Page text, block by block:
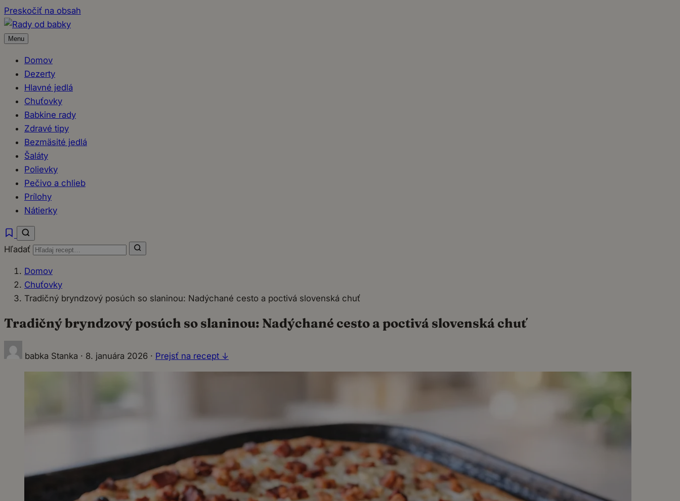
Preskočiť na obsah
Menu
Domov
Dezerty
Hlavné jedlá
Chuťovky
Babkine rady
Zdravé tipy
Bezmäsité jedlá
Šaláty
Polievky
Pečivo a chlieb
Prílohy
Nátierky
Hľadať
Domov
Chuťovky
Tradičný bryndzový posúch so slaninou: Nadýchané cesto a poctivá slovenská chuť
Tradičný bryndzový posúch so slaninou: Nadýchané cesto a poctivá slovenská chuť
babka Stanka · 8. januára 2026 · Prejsť na recept ↓